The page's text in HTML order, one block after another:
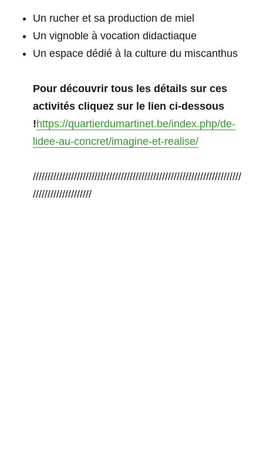
Un rucher et sa production de miel
Un vignoble à vocation didactiaque
Un espace dédié à la culture du miscanthus
Pour découvrir tous les détails sur ces
activités cliquez sur le lien ci-dessous
!https://quartierdumartinet.be/index.php/de-
lidee-au-concret/imagine-et-realise/
///////////////////////////////////////////////////////////////////////
////////////////////